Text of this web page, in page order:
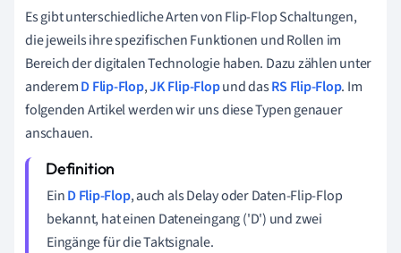
Es gibt unterschiedliche Arten von Flip-Flop Schaltungen,
die jeweils ihre spezifischen Funktionen und Rollen im
Bereich der digitalen Technologie haben. Dazu zählen unter
anderemD Flip-Flop,JK Flip-Flopund dasRS Flip-Flop. Im
folgenden Artikel werden wir uns diese Typen genauer
anschauen.
EinD Flip-Flop, auch als Delay oder Daten-Flip-Flop
bekannt, hat einen Dateneingang ('D') und zwei
Eingänge für die Taktsignale.